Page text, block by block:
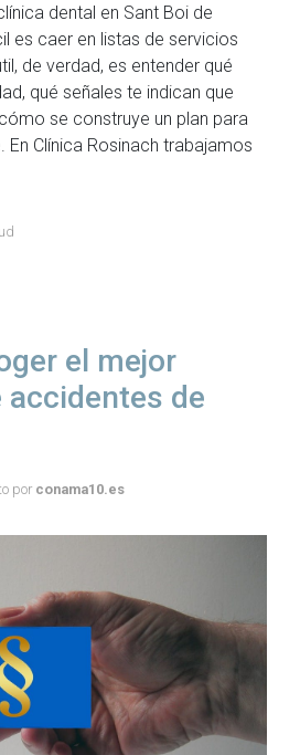
dental en Sant Boi de
es caer en listas de servicios
de verdad, es entender qué
qué señales te indican que
se construye un plan para
En Clínica Rosinach trabajamos
el mejor
accidentes de
por conama10.es